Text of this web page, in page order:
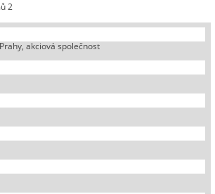
2
akciová společnost